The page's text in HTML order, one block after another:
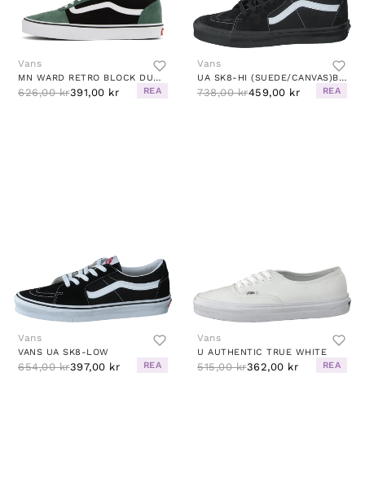
Vans
MN WARD RETRO BLOCK DUCK GREEN/WHITE
626,00 kr391,00 kr REA
Vans
UA SK8-HI (SUEDE/CANVAS)BLKBLKTRWHT
738,00 kr459,00 kr REA
Vans
VANS UA SK8-LOW
654,00 kr397,00 kr REA
Vans
U AUTHENTIC TRUE WHITE
515,00 kr362,00 kr REA